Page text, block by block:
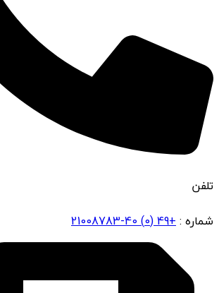
تلفن
شماره :+49 (0) 40-21008783